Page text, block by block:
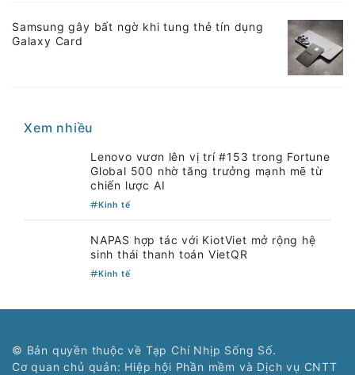
Samsung gây bất ngờ khi tung thẻ tín dụng
Galaxy Card
Xem nhiều
Lenovo vươn lên vị trí #153 trong Fortune
Global 500 nhờ tăng trưởng mạnh mẽ từ
chiến lược AI
Kinh tế
NAPAS hợp tác với KiotViet mở rộng hệ
sinh thái thanh toán VietQR
Kinh tế
© Bản quyền thuộc về Tạp Chí Nhịp Sống Số.
Cơ quan chủ quản: Hiệp hội Phần mềm và Dịch vụ CNTT